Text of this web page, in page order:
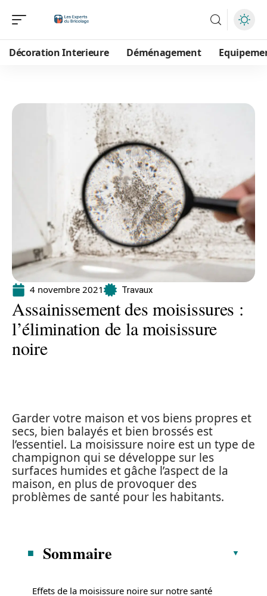
Décoration Interieure Déménagement
4 novembre 2021 Travaux
Assainissement des moisissures :
l’élimination de la moisissure
noire
Garder votre maison et vos biens propres et
secs, bien balayés et bien brossés est
l’essentiel. La moisissure noire est un type de
champignon qui se développe sur les
surfaces humides et gâche l’aspect de la
maison, en plus de provoquer des
problèmes de santé pour les habitants.
Sommaire
Effets de la moisissure noire sur notre santé